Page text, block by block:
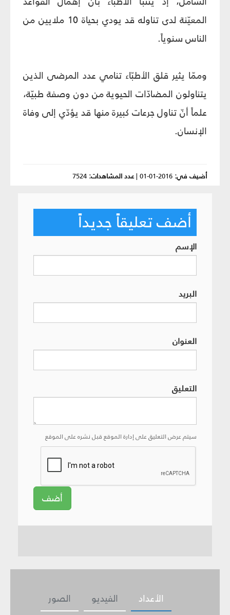
المعيّنة لدى تناوله قد يودي بحياة 10 ملايين من
الناس سنوياً.
وممّا يثير قلق الأطبّاء تنامي عدد المرضى الذين
يتناولون المضادّات الحيوية من دون وصفة طبيّة،
علماً أنّ تناول جرعات كبيرة منها قد يؤدّي إلى وفاة
الإنسان.
أضيف في: 2016-01-01
|عدد المشاهدات: 7524
أضف تعليقاً جديداً
الإسم
البريد
العنوان
التعليق
سيتم عرض التعليق على إدارة الموقع قبل نشره على الموقع
أضف
الصور الفيديو الأعداد